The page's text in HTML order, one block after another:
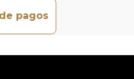
pagos